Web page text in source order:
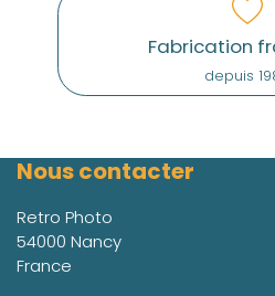
Fabrication
depuis
Nous contacter
Retro Photo
54000 Nancy
France